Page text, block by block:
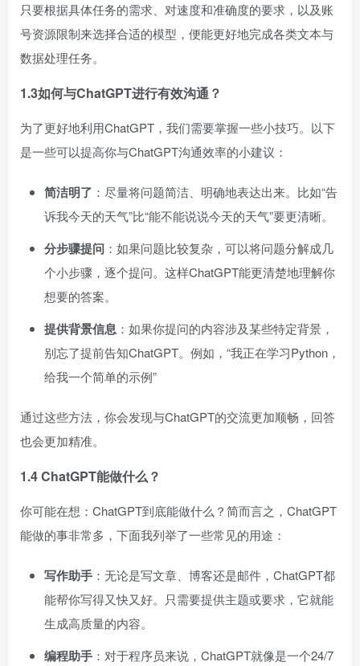
只要根据具体任务的需求、对速度和准确度的要求，以及账
号资源限制来选择合适的模型，便能更好地完成各类文本与
数据处理任务。
1.3如何与ChatGPT进行有效沟通？
为了更好地利用ChatGPT，我们需要掌握一些小技巧。以下
是一些可以提高你与ChatGPT沟通效率的小建议：
简洁明了 ：尽量将问题简洁、明确地表达出来。比如“告
诉我今天的天气”比“能不能说说今天的天气”要更清晰。
分步骤提问 ：如果问题比较复杂，可以将问题分解成几
个小步骤，逐个提问。这样ChatGPT能更清楚地理解你
想要的答案。
提供背景信息 ：如果你提问的内容涉及某些特定背景，
别忘了提前告知ChatGPT。例如，“我正在学习Python，
给我一个简单的示例”
通过这些方法，你会发现与ChatGPT的交流更加顺畅，回答
也会更加精准。
1.4 ChatGPT能做什么？
你可能在想：ChatGPT到底能做什么？简而言之，ChatGPT
能做的事非常多，下面我列举了一些常见的用途：
写作助手 ：无论是写文章、博客还是邮件，ChatGPT都
能帮你写得又快又好。只需要提供主题或要求，它就能
生成高质量的内容。
编程助手 ：对于程序员来说，ChatGPT就像是一个24/7